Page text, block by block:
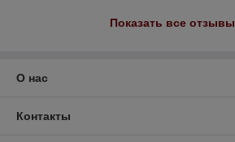
Показать все отзывы
О нас
Контакты